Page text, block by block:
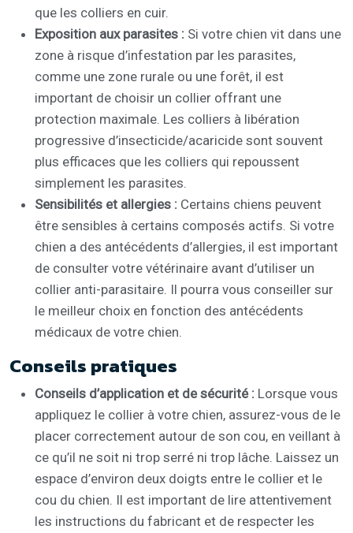
que les colliers en cuir.
Exposition aux parasites : Si votre chien vit dans une
zone à risque d’infestation par les parasites,
comme une zone rurale ou une forêt, il est
important de choisir un collier offrant une
protection maximale. Les colliers à libération
progressive d’insecticide/acaricide sont souvent
plus efficaces que les colliers qui repoussent
simplement les parasites.
Sensibilités et allergies : Certains chiens peuvent
être sensibles à certains composés actifs. Si votre
chien a des antécédents d’allergies, il est important
de consulter votre vétérinaire avant d’utiliser un
collier anti-parasitaire. Il pourra vous conseiller sur
le meilleur choix en fonction des antécédents
médicaux de votre chien.
Conseils pratiques
Conseils d’application et de sécurité : Lorsque vous
appliquez le collier à votre chien, assurez-vous de le
placer correctement autour de son cou, en veillant à
ce qu’il ne soit ni trop serré ni trop lâche. Laissez un
espace d’environ deux doigts entre le collier et le
cou du chien. Il est important de lire attentivement
les instructions du fabricant et de respecter les